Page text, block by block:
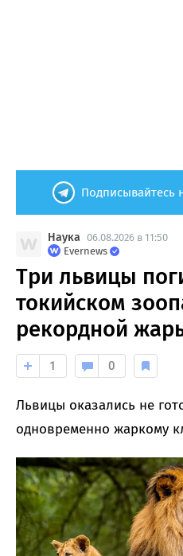
Подписывайтесь
Наука 06.08.2026 в 11:50
Evernews
Три львицы
токийском
рекордной
1 0
Львицы оказались не
одновременно жаркому